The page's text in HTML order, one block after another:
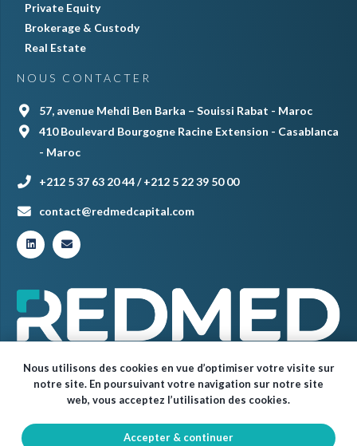
Private Equity
Brokerage & Custody
Real Estate
NOUS CONTACTER
57, avenue Mehdi Ben Barka – Souissi Rabat - Maroc
410 Boulevard Bourgogne Racine Extension - Casablanca
- Maroc
+212 5 37 63 20 44 / +212 5 22 39 50 00
contact@redmedcapital.com
© Red Med 2024 – Tous droits réservés.
Nous utilisons des cookies en vue d’optimiser votre visite sur
notre site. En poursuivant votre navigation sur notre site
web, vous acceptez l’utilisation des cookies.
Accepter & continuer